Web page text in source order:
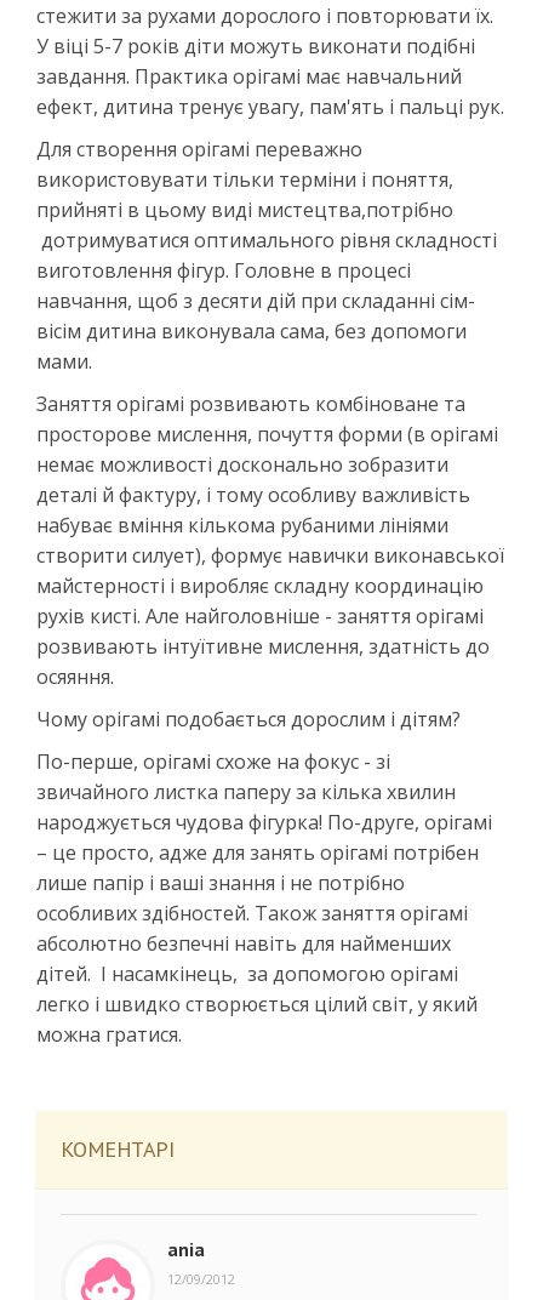
стежити за рухами дорослого і повторювати їх.
У віці 5-7 років діти можуть виконати подібні
завдання. Практика орігамі має навчальний
ефект, дитина тренує увагу, пам'ять і пальці рук.
Для створення орігамі переважно
використовувати тільки терміни і поняття,
прийняті в цьому виді мистецтва,потрібно
дотримуватися оптимального рівня складності
виготовлення фігур. Головне в процесі
навчання, щоб з десяти дій при складанні сім-
вісім дитина виконувала сама, без допомоги
мами.
Заняття орігамі розвивають комбіноване та
просторове мислення, почуття форми (в орігамі
немає можливості досконально зобразити
деталі й фактуру, і тому особливу важливість
набуває вміння кількома рубаними лініями
створити силует), формує навички виконавської
майстерності і виробляє складну координацію
рухів кисті. Але найголовніше - заняття орігамі
розвивають інтуїтивне мислення, здатність до
осяяння.
Чому орігамі подобається дорослим і дітям?
По-перше, орігамі схоже на фокус - зі
звичайного листка паперу за кілька хвилин
народжується чудова фігурка! По-друге, орігамі
– це просто, адже для занять орігамі потрібен
лише папір і ваші знання і не потрібно
особливих здібностей. Також заняття орігамі
абсолютно безпечні навіть для найменших
дітей. І насамкінець, за допомогою орігамі
легко і швидко створюється цілий світ, у який
можна гратися.
КОМЕНТАРІ
ania
12/09/2012